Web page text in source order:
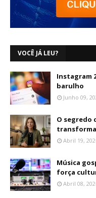
VOCÊ JÁ LEU?
Instagram
barulho
Junho 09,
O segredo
Abril 19,
Música
força
Abril 08,